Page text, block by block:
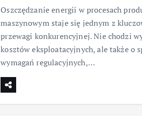
Oszczędzanie energii w procesach
maszynowym staje się jednym z
przewagi konkurencyjnej. Nie chodzi
kosztów eksploatacyjnych, ale także o
wymagań regulacyjnych,…